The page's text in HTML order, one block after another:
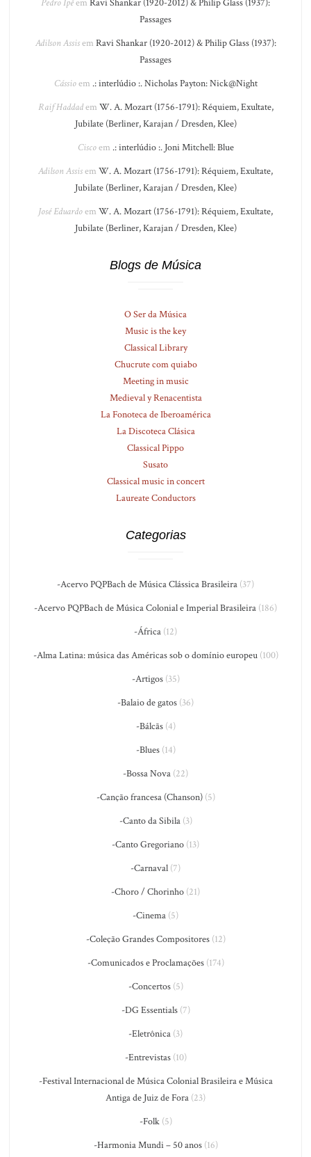
Pedro Ipêem Ravi Shankar (1920-2012) & Philip Glass (1937):
Passages
Adilson Assisem Ravi Shankar (1920-2012) & Philip Glass (1937):
Passages
Cássioem .: interlúdio :. Nicholas Payton: Nick@Night
Raif Haddadem W. A. Mozart (1756-1791): Réquiem, Exultate,
Jubilate (Berliner, Karajan / Dresden, Klee)
Ciscoem .: interlúdio :. Joni Mitchell: Blue
Adilson Assisem W. A. Mozart (1756-1791): Réquiem, Exultate,
Jubilate (Berliner, Karajan / Dresden, Klee)
José Eduardoem W. A. Mozart (1756-1791): Réquiem, Exultate,
Jubilate (Berliner, Karajan / Dresden, Klee)
Blogs de Música
O Ser da Música
Music is the key
Classical Library
Chucrute com quiabo
Meeting in music
Medieval y Renacentista
La Fonoteca de Iberoamérica
La Discoteca Clásica
Classical Pippo
Susato
Classical music in concert
Laureate Conductors
Categorias
-Acervo PQPBach de Música Clássica Brasileira (37)
-Acervo PQPBach de Música Colonial e Imperial Brasileira (186)
-África (12)
-Alma Latina: música das Américas sob o domínio europeu(100)
-Artigos(35)
-Balaio de gatos (36)
-Bálcãs(4)
-Blues(14)
-Bossa Nova (22)
-Canção francesa (Chanson)(5)
-Canto da Sibila(3)
-Canto Gregoriano (13)
-Carnaval (7)
-Choro / Chorinho (21)
-Cinema (5)
-Coleção Grandes Compositores(12)
-Comunicados e Proclamações(174)
-Concertos(5)
-DG Essentials(7)
-Eletrônica (3)
-Entrevistas(10)
-Festival Internacional de Música Colonial Brasileira e Música
Antiga de Juiz de Fora (23)
-Folk(5)
-Harmonia Mundi – 50 anos(16)